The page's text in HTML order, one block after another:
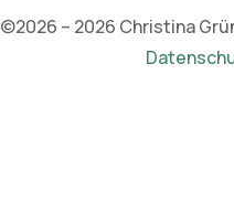
©2026 – 2026 Christina